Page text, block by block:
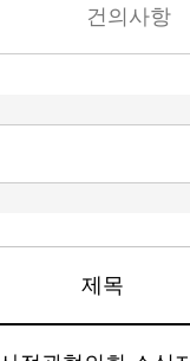
건의사항
제목